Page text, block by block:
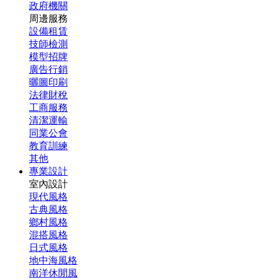
政府機關
周邊服務
設備租賃
技師檢測
模型招牌
廣告行銷
曬圖印刷
法律財稅
工商服務
清潔運輸
同業公會
教育訓練
其他
專業設計
室內設計
現代風格
古典風格
鄉村風格
混搭風格
日式風格
地中海風格
南洋休閒風